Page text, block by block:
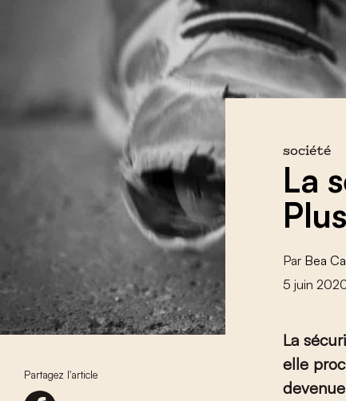
Partagez l'article
société
La
Par Bea
5 juin
La
elle